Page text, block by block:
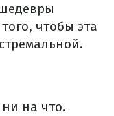
чтобы эта
на что.